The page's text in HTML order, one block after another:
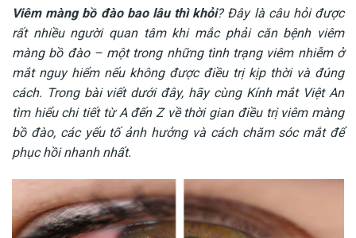
Viêm màng bồ đào bao lâu thì khỏi? Đây là câu hỏi được
rất nhiều người quan tâm khi mắc phải căn bệnh viêm
màng bồ đào – một trong những tình trạng viêm nhiễm ở
mắt nguy hiểm nếu không được điều trị kịp thời và đúng
cách. Trong bài viết dưới đây, hãy cùng Kính mắt Việt An
tìm hiểu chi tiết từ A đến Z về thời gian điều trị viêm màng
bồ đào, các yếu tố ảnh hưởng và cách chăm sóc mắt để
phục hồi nhanh nhất.